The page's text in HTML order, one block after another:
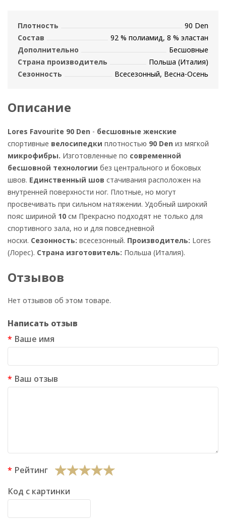
Плотность
90 Den
Состав
92 % полиамид, 8 % эластан
Дополнительно
Бесшовные
Страна производитель
Польша (Италия)
Сезонность
Всесезонный, Весна-Осень
Описание
Lores Favourite 90 Den - бесшовные женские
спортивные велосипедки плотностью 90 Den из мягкой
микрофибры. Изготовленные по современной
бесшовной технологии без центрального и боковых
швов. Единственный шов стачивания расположен на
внутренней поверхности ног. Плотные, но могут
просвечивать при сильном натяжении. Удобный широкий
пояс шириной 10 см Прекрасно подходят не только для
спортивного зала, но и для повседневной
носки. Сезонность: всесезонный. Производитель: Lores
(Лорес). Страна изготовитель: Польша (Италия).
Отзывов
Нет отзывов об этом товаре.
Написать отзыв
Ваше имя
Ваш отзыв
Рейтинг
Код с картинки